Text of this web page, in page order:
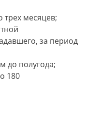
трех месяцев;
за период
до полугода;
180